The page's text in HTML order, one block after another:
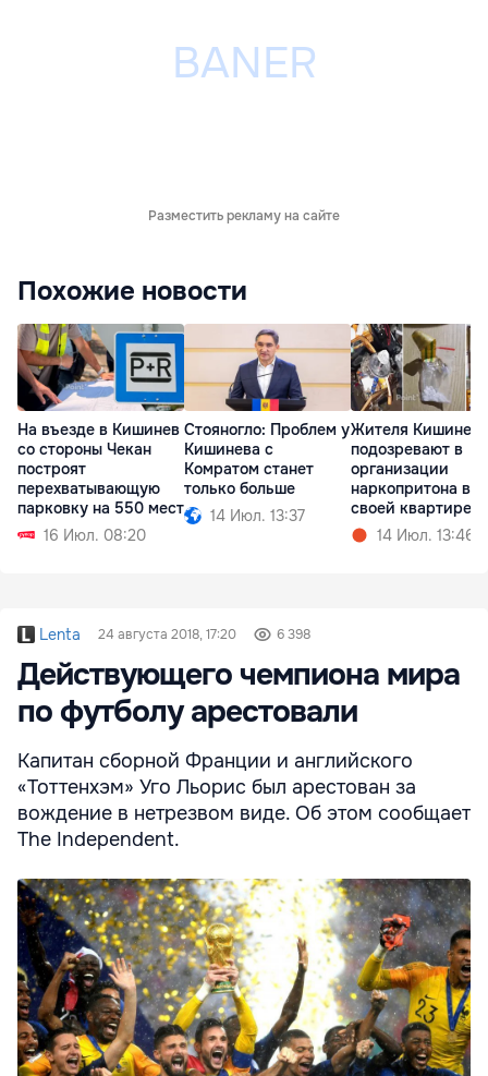
Разместить рекламу на сайте
Похожие новости
На въезде в Кишинев
со стороны Чекан
построят
перехватывающую
парковку на 550 мест
16 Июл. 08:20
Стояногло: Проблем у
Кишинева с
Комратом станет
только больше
14 Июл. 13:37
Жителя Кишинева
подозревают в
организации
наркопритона в
своей квартире
14 Июл. 13:46
Lenta 24 августа 2018, 17:20 6 398
Действующего чемпиона мира
по футболу арестовали
Капитан сборной Франции и английского
«Тоттенхэм» Уго Льорис был арестован за
вождение в нетрезвом виде. Об этом сообщает
The Independent.